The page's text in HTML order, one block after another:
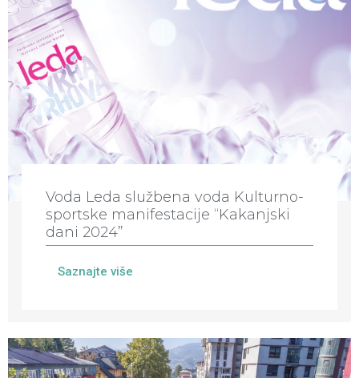
Voda Leda službena voda Kulturno-
sportske manifestacije “Kakanjski
dani 2024”
Saznajte više